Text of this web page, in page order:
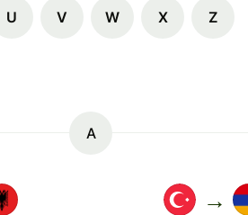
U V W X Z
A
→